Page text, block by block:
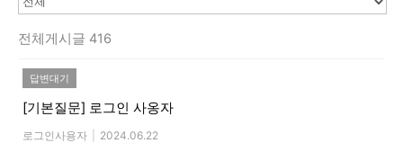
전체게시글 416
답변대기
[기본질문] 로그인 사옹자
로그인사용자 2024.06.22